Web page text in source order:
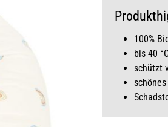
100%
bis 40
schützt